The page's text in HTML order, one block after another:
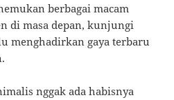
berbagai macam
di masa depan, kunjungi
menghadirkan gaya terbaru
nggak ada habisnya